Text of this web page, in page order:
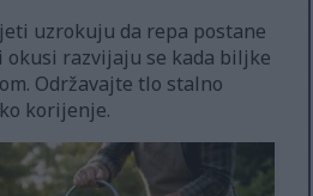
uzrokuju da repa postane
okusi razvijaju se kada biljke
Održavajte tlo stalno
korijenje.